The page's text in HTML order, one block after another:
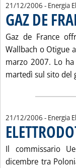
21/12/2006 - Energia
GAZ DE
Gaz de France
Wallbach o Otigue
marzo 2007. Lo
martedì sul sito del
21/12/2006 - Energia
Il commissario
dicembre tra